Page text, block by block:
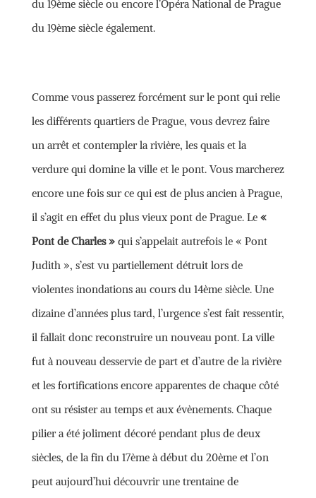
du 19ème siècle ou encore l’Opéra National de Prague
du 19ème siècle également.
Comme vous passerez forcément sur le pont qui relie
les différents quartiers de Prague, vous devrez faire
un arrêt et contempler la rivière, les quais et la
verdure qui domine la ville et le pont. Vous marcherez
encore une fois sur ce qui est de plus ancien à Prague,
il s’agit en effet du plus vieux pont de Prague. Le «
Pont de Charles »qui s’appelait autrefois le « Pont
Judith », s’est vu partiellement détruit lors de
violentes inondations au cours du 14ème siècle. Une
dizaine d’années plus tard, l’urgence s’est fait ressentir,
il fallait donc reconstruire un nouveau pont. La ville
fut à nouveau desservie de part et d’autre de la rivière
et les fortifications encore apparentes de chaque côté
ont su résister au temps et aux évènements. Chaque
pilier a été joliment décoré pendant plus de deux
siècles, de la fin du 17ème à début du 20ème et l’on
peut aujourd’hui découvrir une trentaine de